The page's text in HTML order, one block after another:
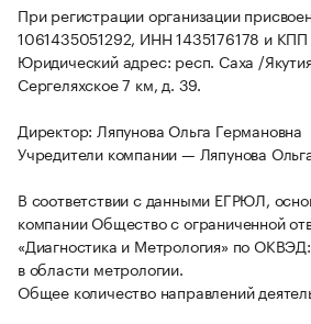
При регистрации организации
1061435051292, ИНН 1435176178 и
Юридический адрес: респ. Саха /
Сергеляхское 7 км, д. 39.
Директор: Ляпунова Ольга Германовна
Учредители компании — Ляпунова
В соответствии с данными ЕГРЮЛ,
компании Общество с ограниченной
«Диагностика и Метрология» по
в области метрологии.
Общее количество направлений